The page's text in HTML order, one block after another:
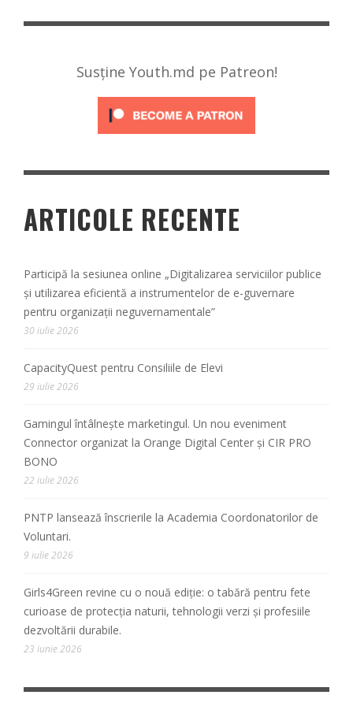
Susține Youth.md pe Patreon!
ARTICOLE RECENTE
Participă la sesiunea online „Digitalizarea serviciilor publice
și utilizarea eficientă a instrumentelor de e-guvernare
pentru organizații neguvernamentale”
30 iulie 2026
CapacityQuest pentru Consiliile de Elevi
29 iulie 2026
Gamingul întâlnește marketingul. Un nou eveniment
Connector organizat la Orange Digital Center și CIR PRO
BONO
22 iulie 2026
PNTP lansează înscrierile la Academia Coordonatorilor de
Voluntari.
9 iulie 2026
Girls4Green revine cu o nouă ediție: o tabără pentru fete
curioase de protecția naturii, tehnologii verzi și profesiile
dezvoltării durabile.
23 iunie 2026